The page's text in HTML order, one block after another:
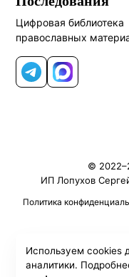
Цифровая библиотека
православных
Telegram
MAX
©
ИП Лопухов
Политика
Используем cookies
аналитики.